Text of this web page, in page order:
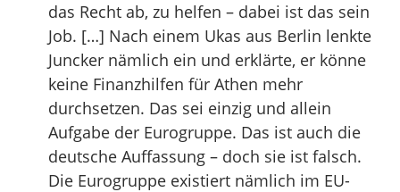
das Recht ab, zu helfen – dabei ist das sein
Job. […] Nach einem Ukas aus Berlin lenkte
Juncker nämlich ein und erklärte, er könne
keine Finanzhilfen für Athen mehr
durchsetzen. Das sei einzig und allein
Aufgabe der Eurogruppe. Das ist auch die
deutsche Auffassung – doch sie ist falsch.
Die Eurogruppe existiert nämlich im EU-